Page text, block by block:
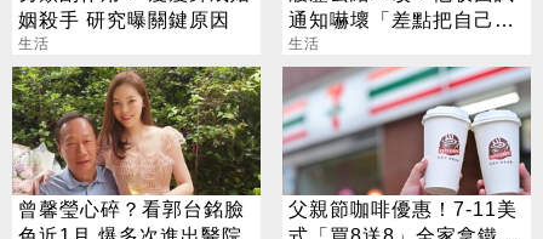
姻殺手 研究曝關鍵原因
生活
通知嚇壞「差點把自己送
走」
生活
曾馨瑩心碎？看郭台銘臉
父親節咖啡優惠！7-11美